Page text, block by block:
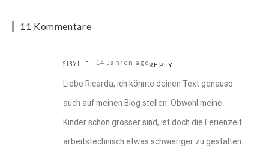
11 Kommentare
SIBYLLE 14 Jahren agoREPLY
Liebe Ricarda, ich könnte deinen Text genauso
auch auf meinen Blog stellen. Obwohl meine
Kinder schon grösser sind, ist doch die Ferienzeit
arbeitstechnisch etwas schwieriger zu gestalten.